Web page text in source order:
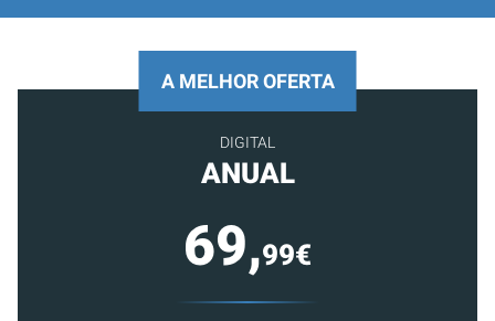
A MELHOR OFERTA
DIGITAL
ANUAL
69,99€